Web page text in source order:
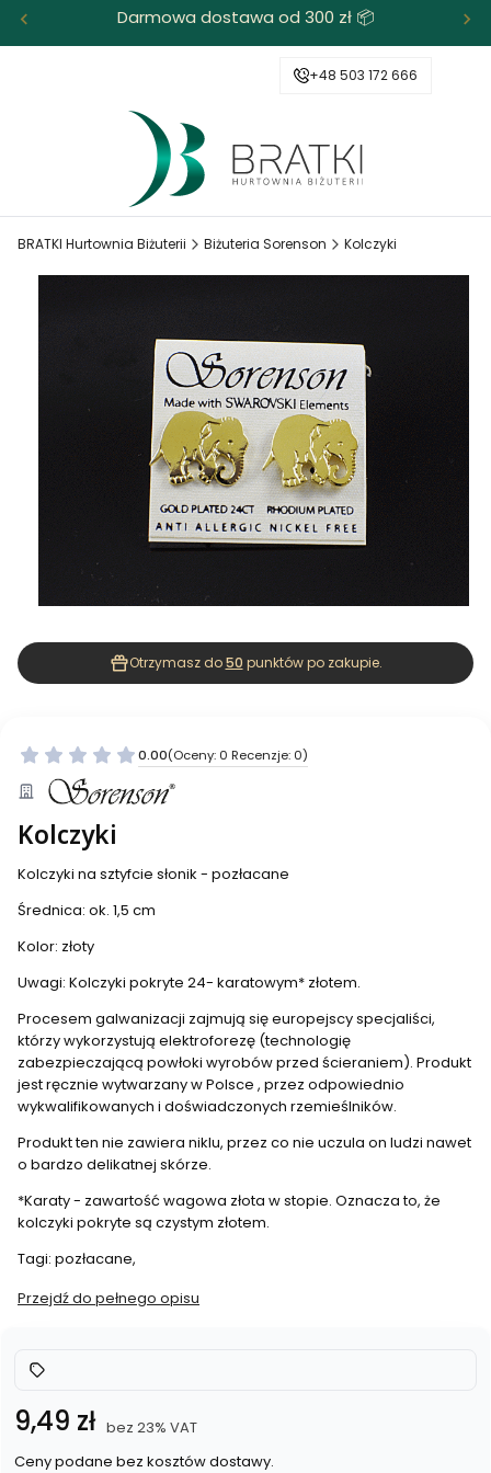
Darmowa dostawa od 300 zł 📦
+48 503 172 666
BRATKI Hurtownia Biżuterii Biżuteria Sorenson Kolczyki
Otrzymasz do50 punktów po zakupie.
0.00(Oceny: 0 Recenzje: 0)
Kolczyki
Kolczyki na sztyfcie słonik - pozłacane
Średnica: ok. 1,5 cm
Kolor: złoty
Uwagi: Kolczyki pokryte 24- karatowym* złotem.
Procesem galwanizacji zajmują się europejscy specjaliści,
którzy wykorzystują elektroforezę (technologię
zabezpieczającą powłoki wyrobów przed ścieraniem). Produkt
jest ręcznie wytwarzany w Polsce , przez odpowiednio
wykwalifikowanych i doświadczonych rzemieślników.
Produkt ten nie zawiera niklu, przez co nie uczula on ludzi nawet
o bardzo delikatnej skórze.
*Karaty - zawartość wagowa złota w stopie. Oznacza to, że
kolczyki pokryte są czystym złotem.
Tagi: pozłacane,
Przejdź do pełnego opisu
Cena
9,49 zł bez 23% VAT
Ceny podane bez kosztów dostawy.